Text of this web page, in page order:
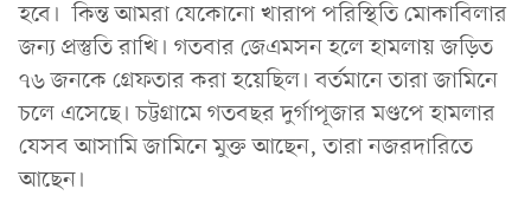
হবে। কিন্ত আমরা যেকোনো খারাপ পরিস্থিতি মোকাবিলার
জন্য প্রস্তুতি রাখি। গতবার জেএমসন হলে হামলায় জড়িত
৭৬ জনকে গ্রেফতার করা হয়েছিল। বর্তমানে তারা জামিনে
চলে এসেছে। চট্টগ্রামে গতবছর দুর্গাপূজার মণ্ডপে হামলার
যেসব আসামি জামিনে মুক্ত আছেন, তারা নজরদারিতে
আছেন।